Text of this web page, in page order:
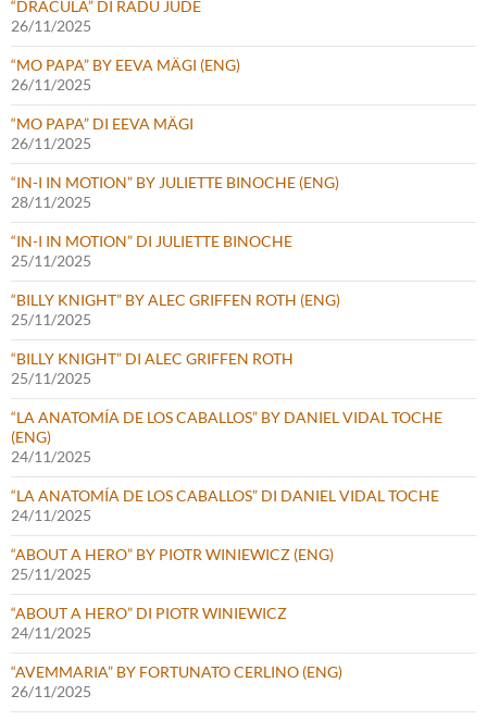
“DRACULA” DI RADU JUDE
26/11/2025
“MO PAPA” BY EEVA MÄGI (ENG)
26/11/2025
“MO PAPA” DI EEVA MÄGI
26/11/2025
“IN-I IN MOTION” BY JULIETTE BINOCHE (ENG)
28/11/2025
“IN-I IN MOTION” DI JULIETTE BINOCHE
25/11/2025
“BILLY KNIGHT” BY ALEC GRIFFEN ROTH (ENG)
25/11/2025
“BILLY KNIGHT” DI ALEC GRIFFEN ROTH
25/11/2025
“LA ANATOMÍA DE LOS CABALLOS” BY DANIEL VIDAL TOCHE
(ENG)
24/11/2025
“LA ANATOMÍA DE LOS CABALLOS” DI DANIEL VIDAL TOCHE
24/11/2025
“ABOUT A HERO” BY PIOTR WINIEWICZ (ENG)
25/11/2025
“ABOUT A HERO” DI PIOTR WINIEWICZ
24/11/2025
“AVEMMARIA” BY FORTUNATO CERLINO (ENG)
26/11/2025